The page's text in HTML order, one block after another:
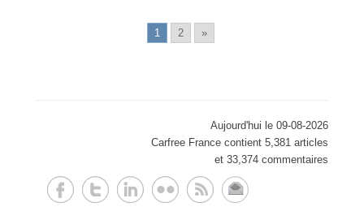
1 2 »
Aujourd'hui le 09-08-2026
Carfree France contient 5,381 articles
et 33,374 commentaires